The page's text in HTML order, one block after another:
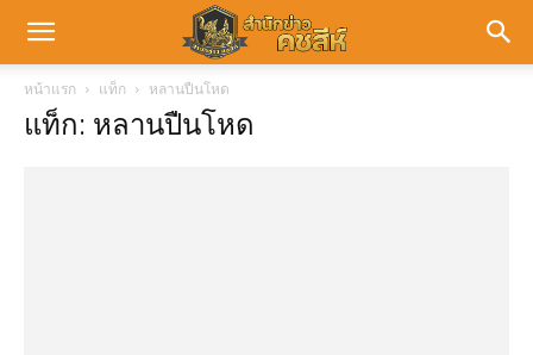
หน้าแรก แท็ก หลานปืนโหด
แท็ก: หลานปืนโหด